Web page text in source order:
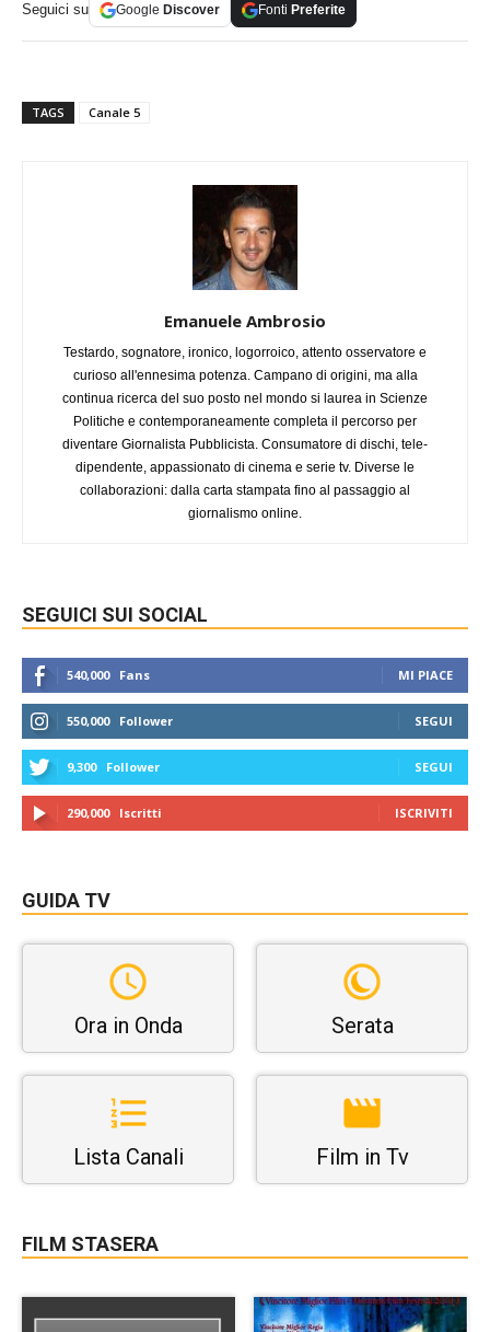
Seguici su Google Discover Fonti Preferite
TAGS Canale 5
Emanuele Ambrosio
Testardo, sognatore, ironico, logorroico, attento osservatore e
curioso all'ennesima potenza. Campano di origini, ma alla
continua ricerca del suo posto nel mondo si laurea in Scienze
Politiche e contemporaneamente completa il percorso per
diventare Giornalista Pubblicista. Consumatore di dischi, tele-
dipendente, appassionato di cinema e serie tv. Diverse le
collaborazioni: dalla carta stampata fino al passaggio al
giornalismo online.
SEGUICI SUI SOCIAL
540,000 Fans MI PIACE
550,000 Follower SEGUI
9,300 Follower SEGUI
290,000 Iscritti ISCRIVITI
GUIDA TV
Ora in Onda Serata
Lista Canali Film in Tv
FILM STASERA